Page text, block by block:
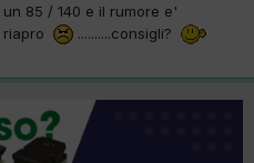
85 / 140 e il rumore e'
riapro
..........consigli?